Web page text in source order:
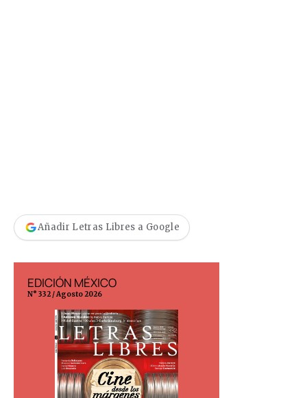
Añadir Letras Libres a Google
EDICIÓN MÉXICO
N° 332 / Agosto 2026